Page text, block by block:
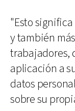
"Esto
y también
trabajadores,
aplicación a
datos
sobre su